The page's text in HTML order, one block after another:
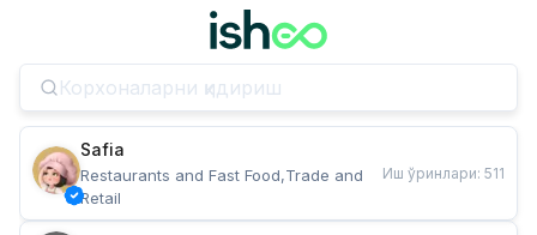
Safia
Restaurants and Fast Food,Trade and
Retail
Иш ўринлари: 511